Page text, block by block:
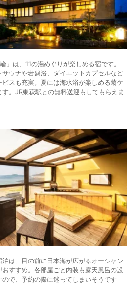
」は、11の湯めぐりが楽しめる宿です。
サウナや岩盤浴、ダイエットカプセルなど
スも充実。夏には海水浴が楽しめる菊ケ
。JR東萩駅との無料送迎もしてもらえま
は、目の前に日本海が広がるオーシャン
すすめ。各部屋ごと内装も露天風呂の設
で、予約の際に迷ってしまいそうです